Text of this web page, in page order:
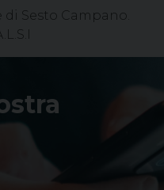
Sesto Campano.